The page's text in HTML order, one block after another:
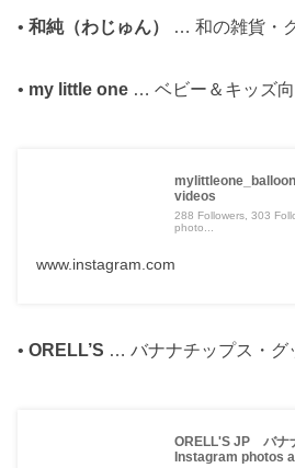
• 和純（わじゅん） … 和の雑貨・
• my little one … ベビー＆キッズ
videos
288 Followers, 303
photo...
www.instagram.com
• ORELL’S … バナナチップス・グ
ORELL'S JP バナ
Instagram photos